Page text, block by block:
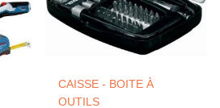
CAISSE - BOITE À
OUTILS